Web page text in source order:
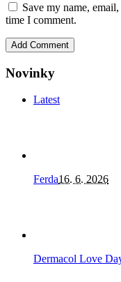
Save my name,
time I comment.
Novinky
Latest
Ferda16. 6. 2026
Dermacol Love